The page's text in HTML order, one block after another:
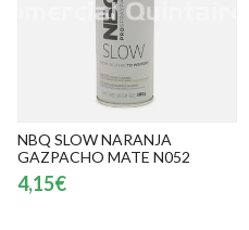
NBQ SLOW NARANJA
GAZPACHO MATE N052
4,15€